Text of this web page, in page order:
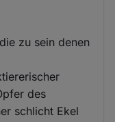
zu sein denen
des
schlicht Ekel